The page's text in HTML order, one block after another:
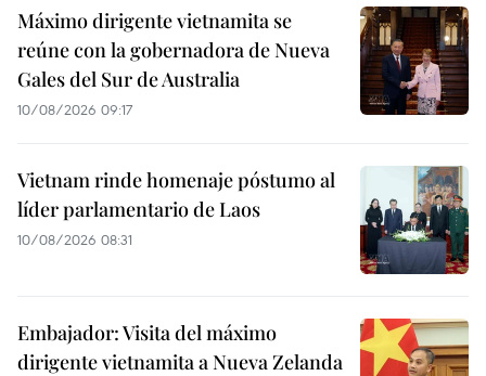
Máximo dirigente vietnamita se
reúne con la gobernadora de Nueva
Gales del Sur de Australia
10/08/2026 09:17
Vietnam rinde homenaje póstumo al
líder parlamentario de Laos
10/08/2026 08:31
Embajador: Visita del máximo
dirigente vietnamita a Nueva Zelanda